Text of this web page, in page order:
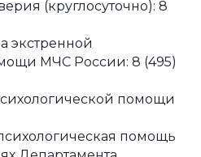
(круглосуточно): 8
экстренной
МЧС России: 8 (495)
помощи
помощь